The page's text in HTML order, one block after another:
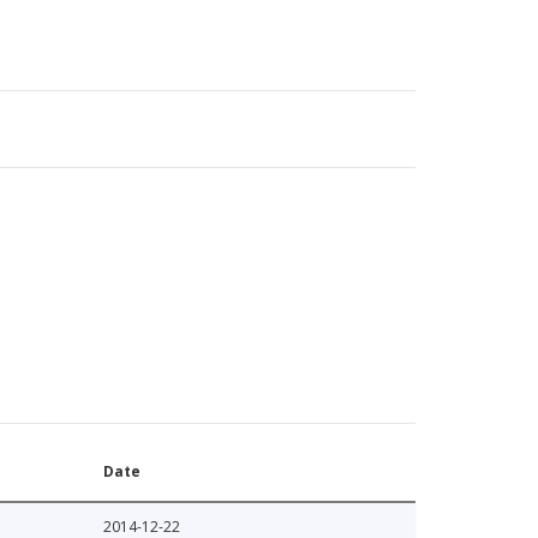
Date
2014-12-22